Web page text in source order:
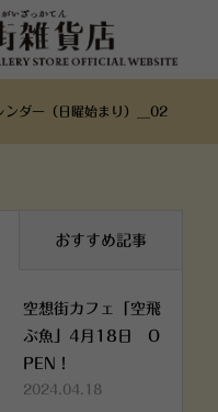
ダー（日曜始まり）__02
おすすめ記事
空想街カフェ「空飛
ぶ魚」4月18日 O
PEN！
2024.04.18